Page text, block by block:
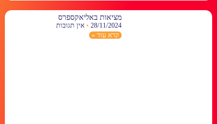
מציאות באליאקספרס
28/11/2024
אין תגובות
קרא עוד »